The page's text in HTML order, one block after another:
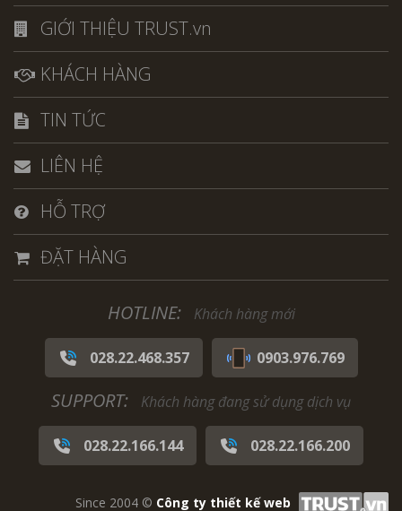
GIỚI THIỆU TRUST.vn
KHÁCH HÀNG
TIN TỨC
LIÊN HỆ
HỖ TRỢ
ĐẶT HÀNG
HOTLINE: Khách hàng mới
028.22.468.357 0903.976.769
SUPPORT: Khách hàng đang sử dụng dịch vụ
028.22.166.144 028.22.166.200
Since 2004 © Công ty thiết kế web